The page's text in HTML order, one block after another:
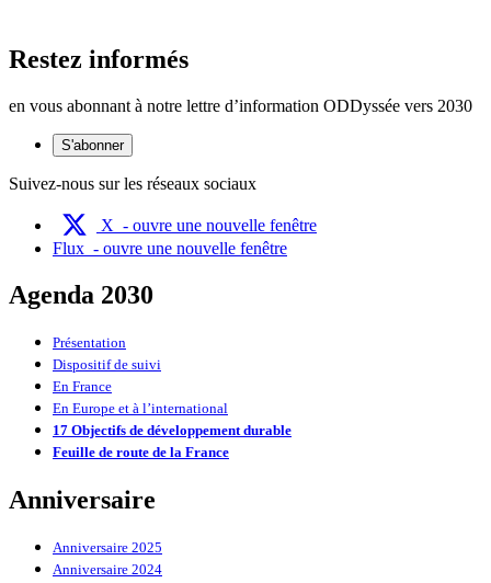
Restez informés
en vous abonnant à notre lettre d’information ODDyssée vers 2030
S'abonner
Suivez-nous sur les réseaux sociaux
X - ouvre une nouvelle fenêtre
Flux - ouvre une nouvelle fenêtre
Agenda 2030
Présentation
Dispositif de suivi
En France
En Europe et à l’international
17 Objectifs de développement durable
Feuille de route de la France
Anniversaire
Anniversaire 2025
Anniversaire 2024